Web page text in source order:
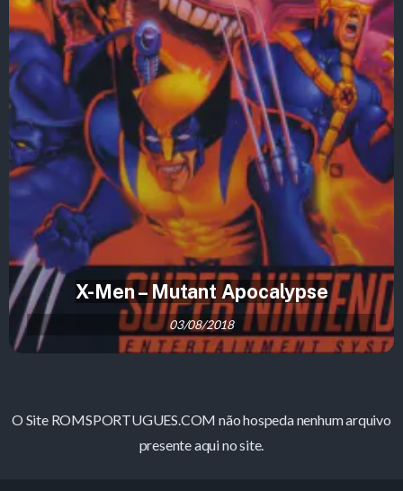
X-Men – Mutant Apocalypse
03/08/2018
O Site ROMSPORTUGUES.COM não hospeda nenhum arquivo
presente aqui no site.